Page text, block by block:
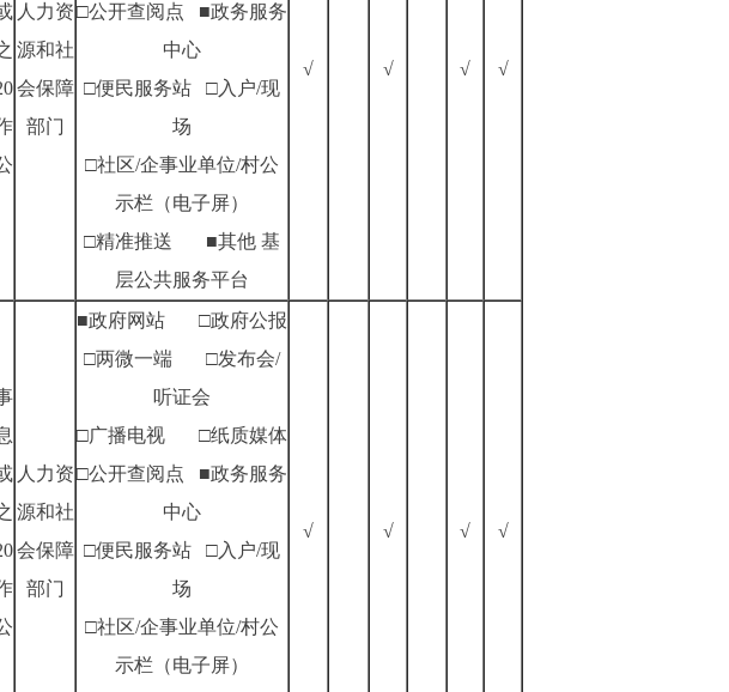
人力资
源和社
会保障
部门
□公开查阅点
■政务服务
中心
□便民服务站
□入户/现
场
□社区/企事业单位/村公
示栏（电子屏）
□精准推送
■其他 基
层公共服务平台
√ √ √ √
人力资
源和社
会保障
部门
■政府网站
□政府公报
□两微一端
□发布会/
听证会
□广播电视
□纸质媒体
□公开查阅点
■政务服务
中心
□便民服务站
□入户/现
场
□社区/企事业单位/村公
示栏（电子屏）
√ √ √ √